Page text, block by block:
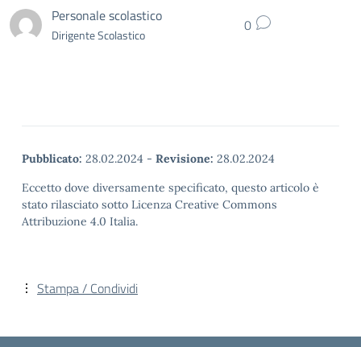
Personale scolastico
Dirigente Scolastico 0
Pubblicato: 28.02.2024 - Revisione: 28.02.2024
Eccetto dove diversamente specificato, questo articolo è
stato rilasciato sotto Licenza Creative Commons
Attribuzione 4.0 Italia.
Stampa / Condividi